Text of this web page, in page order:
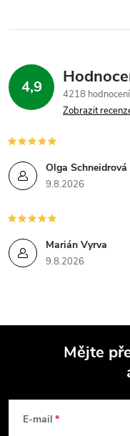
4,9
4218
Zobrazit
Olga Schneidrová
9.8.2026
Marián Vyrva
9.8.2026
Mějte
E-mail